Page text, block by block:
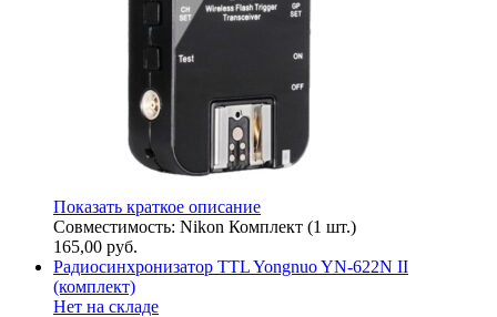
Показать краткое описание
Совместимость: Nikon Комплект (1 шт.)
165,00 руб.
Радиосинхронизатор TTL Yongnuo YN-622N II
(комплект)
Нет на складе